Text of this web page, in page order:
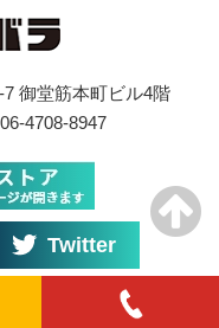
御堂筋本町ビル4階
4708-8947
Twitter
Reserved.